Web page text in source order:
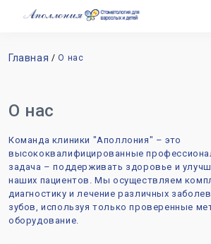
Главная О нас
О нас
Команда клиники "Аполлония" – это
высококвалифицированные
задача – поддерживать здоровье и
наших пациентов. Мы осуществляем
диагностику и лечение различных
зубов, используя только проверенные
оборудование.